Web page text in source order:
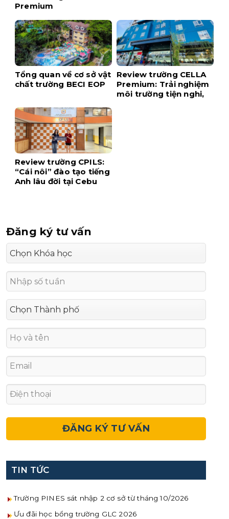
Premium
Tổng quan về cơ sở vật
chất trường BECI EOP
Review trường CELLA
Premium: Trải nghiệm
môi trường tiện nghi,
Review trường CPILS:
“Cái nôi” đào tạo tiếng
Anh lâu đời tại Cebu
Đăng ký tư vấn
TIN TỨC
Trường PINES sát nhập 2 cơ sở từ tháng 10/2026
Ưu đãi học bổng trường GLC 2026